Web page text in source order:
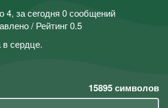
4, за сегодня 0 сообщений
/ Рейтинг 0.5
в сердце.
15895символов